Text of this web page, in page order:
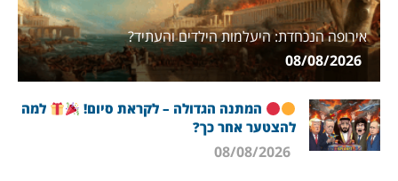
אירופה הנכחדת: היעלמות הילדים והעתיד?
המתנה הגדולה – לקראת סיום!
למה
להצטער אחר כך?